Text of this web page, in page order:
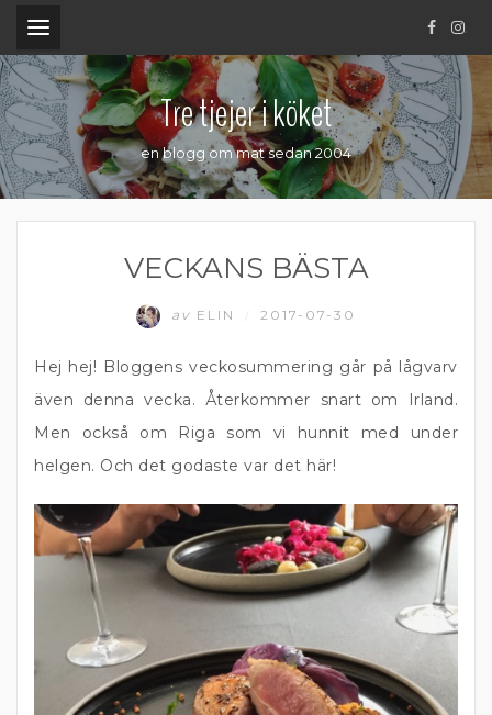
.
Tre tjejer i köket
en blogg om mat sedan 2004
VECKANS BÄSTA
av ELIN 2017-07-30
Hej hej! Bloggens veckosummering går på lågvarv
även denna vecka. Återkommer snart om Irland.
Men också om Riga som vi hunnit med under
helgen. Och det godaste var det här!